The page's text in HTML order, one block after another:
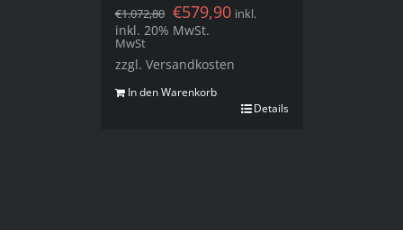
€1.072,80 €579,90 inkl.
MwSt
inkl. 20% MwSt.
zzgl. Versandkosten
In den Warenkorb
Details